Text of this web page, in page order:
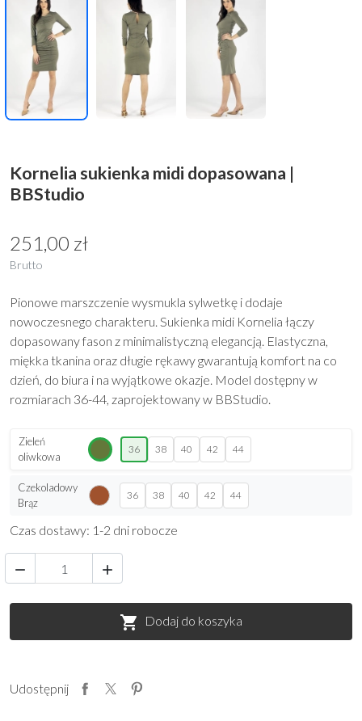
Kornelia sukienka midi dopasowana |
BBStudio
251,00 zł
Brutto
Pionowe marszczenie wysmukla sylwetkę i dodaje
nowoczesnego charakteru. Sukienka midi Kornelia łączy
dopasowany fason z minimalistyczną elegancją. Elastyczna,
miękka tkanina oraz długie rękawy gwarantują komfort na co
dzień, do biura i na wyjątkowe okazje. Model dostępny w
rozmiarach 36-44, zaprojektowany w BBStudio.
Zieleń
oliwkowa
36 38 40 42 44
Czekoladowy
Brąz
36 38 40 42 44
Czas dostawy: 1-2 dni robocze
 
 Dodaj do koszyka
Udostępnij